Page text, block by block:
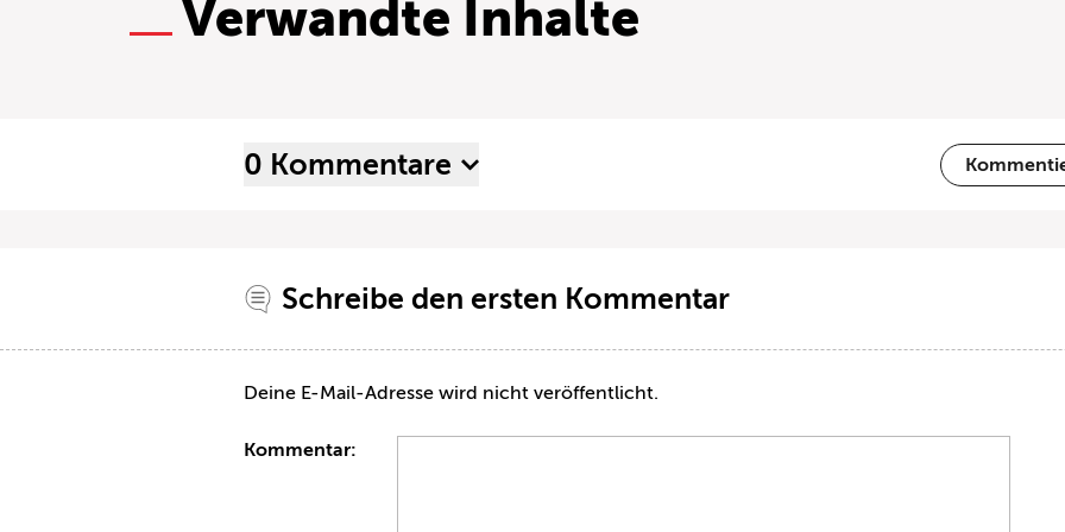
Verwandte Inhalte
0 Kommentare
Schreibe den ersten Kommentar
Deine E-Mail-Adresse wird nicht veröffentlicht.
Kommentar: